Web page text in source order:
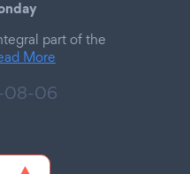
part of the
More
08-06